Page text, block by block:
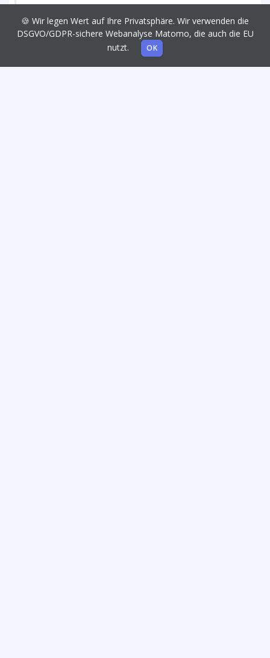
🍪 Wir legen Wert auf Ihre Privatsphäre. Wir verwenden die
DSGVO/GDPR-sichere Webanalyse Matomo, die auch die EU
nutzt.
OK